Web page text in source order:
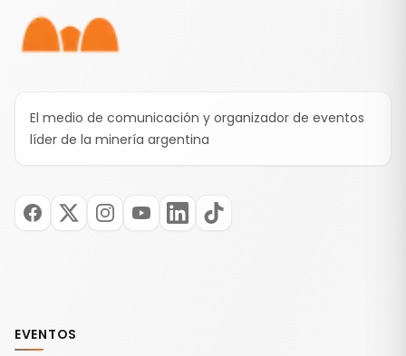
El medio de comunicación y organizador de eventos
líder de la minería argentina
EVENTOS